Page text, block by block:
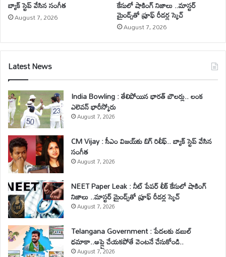
బ్యాక్ స్టెప్ వేసిన సంగీత
August 7, 2026
కేసులో షాకింగ్ నిజాలు ..మాస్టర్
మైండ్స్‌తో ప్రూఫ్ రీడర్ల స్కెచ్
August 7, 2026
Latest News
India Bowling : తేలిపోయిన భారత్ బౌలర్లు.. లంక
ఎలెవన్ భారీస్కోరు
August 7, 2026
CM Vijay : సీఎం విజయ్‌కు బిగ్ రిలీఫ్.. బ్యాక్ స్టెప్ వేసిన
సంగీత
August 7, 2026
NEET Paper Leak : నీట్ పేపర్ లీక్ కేసులో షాకింగ్
నిజాలు ..మాస్టర్ మైండ్స్‌తో ప్రూఫ్ రీడర్ల స్కెచ్
August 7, 2026
Telangana Government : పేదలకు డబుల్
ధమాకా..అప్లై చేయకపోతే వెంటనే చేసుకోండి..
August 7, 2026